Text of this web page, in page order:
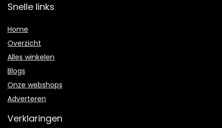
Snelle links
Home
Overzicht
Alles winkelen
Blogs
Onze webshops
Adverteren
Verklaringen